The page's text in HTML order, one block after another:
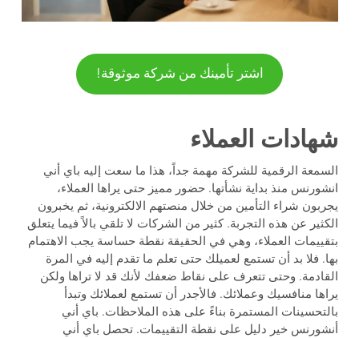
اشتر تأمينك من شركة موثوقة!
شهادات العملاء
السمعة الرقمية للشركة مهمة جداً، هذا ما سعت إليه باي أني
انشورنس منذ بداية نشأتها. حضور مميز حتى يراها العملاء،
يجربون شراء التأمين من خلال منصتهم الالكترونية، ثم يخبرون
الكثير عن هذه التجربة. كثير من الشركات لا تلقي بالاً فيما يتعلق
بتقييمات العملاء، وهي في الحقيقة نقطة حساسة يجب الاهتمام
بها. فلا بد أن تستمع لعميلك حتى تعلم ما تقدم إليه في المرة
القادمة. وحتى تتعرف على نقاط ضعفك لأنك قد لا تراها ولكن
يراها منافسيك وعملائك. فالأجدر أن تستمع لعملائك وتبدأ
بالتحسينات المستمرة بناءً على هذه الملاحظات. باي أني
أنشورنس خير دليل على نقطة التقييمات. تحصل باي أني